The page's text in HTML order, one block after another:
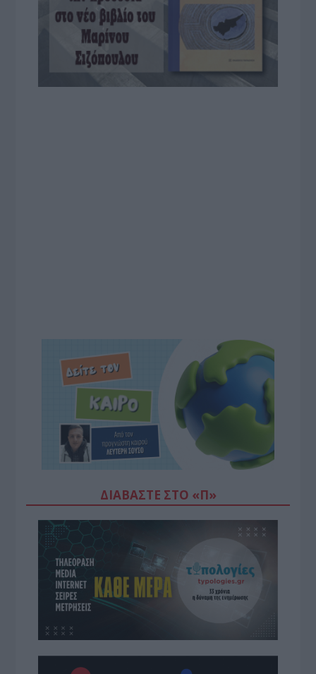
ΔΙΑΒΆΣΤΕ ΣΤΟ «Π»